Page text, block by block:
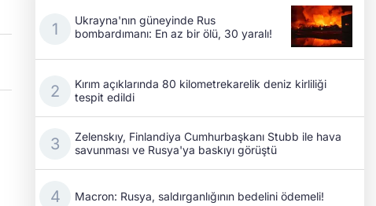
Ukrayna'nın güneyinde Rus
bombardımanı: En az bir ölü, 30 yaralı!
Kırım açıklarında 80 kilometrekarelik deniz kirliliği
tespit edildi
Zelenskıy, Finlandiya Cumhurbaşkanı Stubb ile hava
savunması ve Rusya'ya baskıyı görüştü
Macron: Rusya, saldırganlığının bedelini ödemeli!